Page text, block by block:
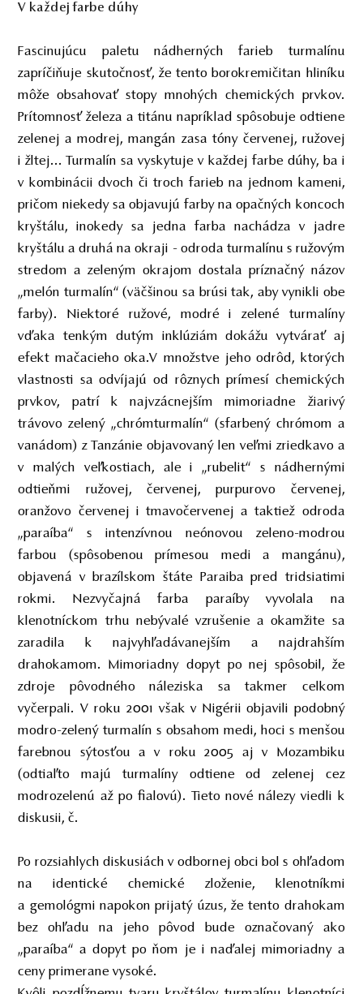
V každej farbe dúhy
Fascinujúcu paletu nádherných farieb turmalínu
zapríčiňuje skutočnosť, že tento borokremičitan hliníku
môže obsahovať stopy mnohých chemických prvkov.
Prítomnosť železa a titánu napríklad spôsobuje odtiene
zelenej a modrej, mangán zasa tóny červenej, ružovej
i žltej... Turmalín sa vyskytuje v každej farbe dúhy, ba i
v kombinácii dvoch či troch farieb na jednom kameni,
pričom niekedy sa objavujú farby na opačných koncoch
kryštálu, inokedy sa jedna farba nachádza v jadre
kryštálu a druhá na okraji - odroda turmalínu s ružovým
stredom a zeleným okrajom dostala príznačný názov
„melón turmalín“ (väčšinou sa brúsi tak, aby vynikli obe
farby). Niektoré ružové, modré i zelené turmalíny
vďaka tenkým dutým inklúziám dokážu vytvárať aj
efekt mačacieho oka.V množstve jeho odrôd, ktorých
vlastnosti sa odvíjajú od rôznych prímesí chemických
prvkov, patrí k najvzácnejším mimoriadne žiarivý
trávovo zelený „chrómturmalín“ (sfarbený chrómom a
vanádom) z Tanzánie objavovaný len veľmi zriedkavo a
v malých veľkostiach, ale i „rubelit“ s nádhernými
odtieňmi ružovej, červenej, purpurovo červenej,
oranžovo červenej i tmavočervenej a taktiež odroda
„paraíba“ s intenzívnou neónovou zeleno-modrou
farbou (spôsobenou prímesou medi a mangánu),
objavená v brazílskom štáte Paraiba pred tridsiatimi
rokmi. Nezvyčajná farba paraíby vyvolala na
klenotníckom trhu nebývalé vzrušenie a okamžite sa
zaradila k najvyhľadávanejším a najdrahším
drahokamom. Mimoriadny dopyt po nej spôsobil, že
zdroje pôvodného náleziska sa takmer celkom
vyčerpali. V roku 2001 však v Nigérii objavili podobný
modro-zelený turmalín s obsahom medi, hoci s menšou
farebnou sýtosťou a v roku 2005 aj v Mozambiku
(odtiaľto majú turmalíny odtiene od zelenej cez
modrozelenú až po fialovú). Tieto nové nálezy viedli k
diskusii, č.
Po rozsiahlych diskusiách v odbornej obci bol s ohľadom
na identické chemické zloženie, klenotníkmi
a gemológmi napokon prijatý úzus, že tento drahokam
bez ohľadu na jeho pôvod bude označovaný ako
„paraíba“ a dopyt po ňom je i naďalej mimoriadny a
ceny primerane vysoké.